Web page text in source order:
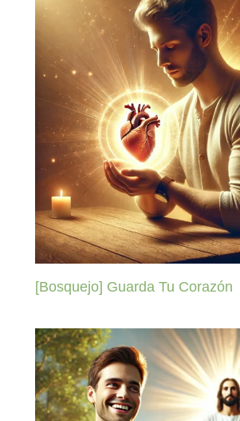
[Bosquejo] Guarda Tu Corazón